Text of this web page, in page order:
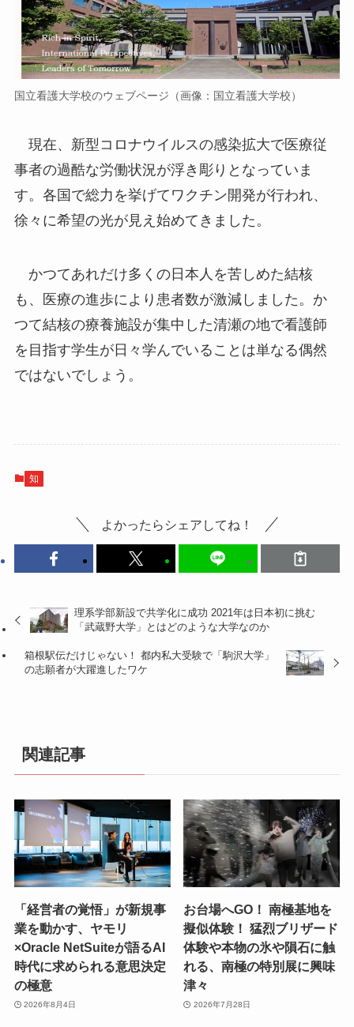
国立看護大学校のウェブページ（画像：国立看護大学校）
現在、新型コロナウイルスの感染拡大で医療従
事者の過酷な労働状況が浮き彫りとなっていま
す。各国で総力を挙げてワクチン開発が行われ、
徐々に希望の光が見え始めてきました。
かつてあれだけ多くの日本人を苦しめた結核
も、医療の進歩により患者数が激減しました。か
つて結核の療養施設が集中した清瀬の地で看護師
を目指す学生が日々学んでいることは単なる偶然
ではないでしょう。
知
よかったらシェアしてね！
理系学部新設で共学化に成功 2021年は日本初に挑む
「武蔵野大学」とはどのような大学なのか
箱根駅伝だけじゃない！ 都内私大受験で「駒沢大学」
の志願者が大躍進したワケ
関連記事
「経営者の覚悟」が新規事
業を動かす、ヤモリ
×Oracle NetSuiteが語るAI
時代に求められる意思決定
の極意
2026年8月4日
お台場へGO！ 南極基地を
擬似体験！ 猛烈ブリザード
体験や本物の氷や隕石に触
れる、南極の特別展に興味
津々
2026年7月28日